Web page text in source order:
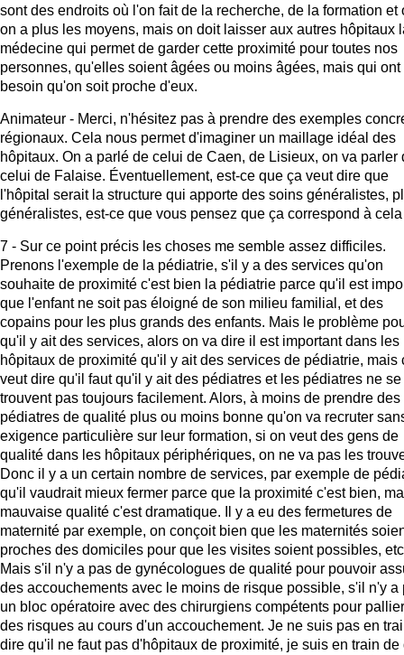
sont des endroits où l'on fait de la recherche, de la formation et
on a plus les moyens, mais on doit laisser aux autres hôpitaux
médecine qui permet de garder cette proximité pour toutes nos
personnes, qu'elles soient âgées ou moins âgées, mais qui ont
besoin qu'on soit proche d'eux.
Animateur - Merci, n'hésitez pas à prendre des exemples
régionaux. Cela nous permet d'imaginer un maillage idéal des
hôpitaux. On a parlé de celui de Caen, de Lisieux, on va parler
celui de Falaise. Éventuellement, est-ce que ça veut dire que
l'hôpital serait la structure qui apporte des soins généralistes,
généralistes, est-ce que vous pensez que ça correspond à
7 - Sur ce point précis les choses me semble assez difficiles.
Prenons l'exemple de la pédiatrie, s'il y a des services qu'on
souhaite de proximité c'est bien la pédiatrie parce qu'il est
que l'enfant ne soit pas éloigné de son milieu familial, et des
copains pour les plus grands des enfants. Mais le problème
qu'il y ait des services, alors on va dire il est important dans les
hôpitaux de proximité qu'il y ait des services de pédiatrie, mais
veut dire qu'il faut qu'il y ait des pédiatres et les pédiatres ne se
trouvent pas toujours facilement. Alors, à moins de prendre des
pédiatres de qualité plus ou moins bonne qu'on va recruter
exigence particulière sur leur formation, si on veut des gens de
qualité dans les hôpitaux périphériques, on ne va pas les
Donc il y a un certain nombre de services, par exemple de
qu'il vaudrait mieux fermer parce que la proximité c'est bien,
mauvaise qualité c'est dramatique. Il y a eu des fermetures de
maternité par exemple, on conçoit bien que les maternités
proches des domiciles pour que les visites soient possibles,
Mais s'il n'y a pas de gynécologues de qualité pour pouvoir
des accouchements avec le moins de risque possible, s'il n'y a
un bloc opératoire avec des chirurgiens compétents pour
des risques au cours d'un accouchement. Je ne suis pas en
dire qu'il ne faut pas d'hôpitaux de proximité, je suis en train de